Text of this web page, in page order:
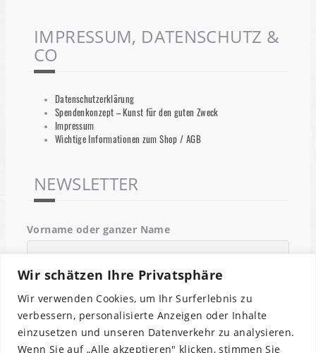
Wir schätzen Ihre Privatsphäre
Wir verwenden Cookies, um Ihr Surferlebnis zu
verbessern, personalisierte Anzeigen oder Inhalte
einzusetzen und unseren Datenverkehr zu analysieren.
Wenn Sie auf „Alle akzeptieren" klicken, stimmen Sie
IMPRESSUM, DATENSCHUTZ &
CO
Datenschutzerklärung
Spendenkonzept – Kunst für den guten Zweck
Impressum
Wichtige Informationen zum Shop / AGB
NEWSLETTER
Vorname oder ganzer Name
Email
Indem Du fortfährst, akzeptierst Du unsere